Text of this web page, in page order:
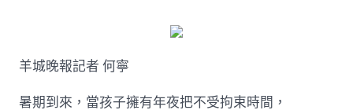
治
羊城晚報記者 何寧
暑期到來，當孩子擁有年夜把不受拘束時間，